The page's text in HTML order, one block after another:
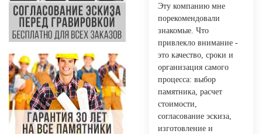
Эту компанию мне
порекомендовали
знакомые. Что
привлекло внимание -
это качество, сроки и
организация самого
процесса: выбор
памятника, расчет
стоимости,
согласование эскиза,
изготовление и